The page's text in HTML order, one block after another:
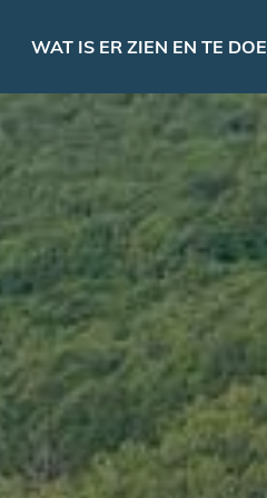
en
de
WAT IS ER ZIEN EN TE